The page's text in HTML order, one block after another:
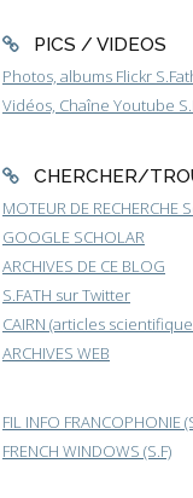
PICS / VIDEOS
Photos, albums Flickr
Vidéos, Chaîne Youtube
CHERCHER/
MOTEUR DE
GOOGLE SCHOLAR
ARCHIVES DE CE BLOG
S.FATH sur Twitter
CAIRN (articles
ARCHIVES WEB
FIL INFO FRANCOPHONIE
FRENCH WINDOWS (S.F)